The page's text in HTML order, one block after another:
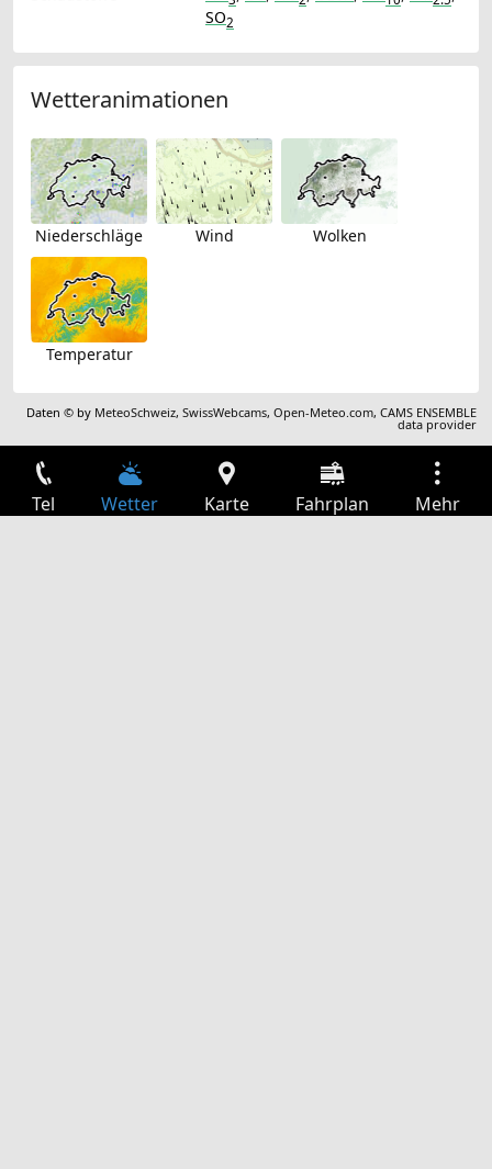
SO2
Wetteranimationen
Niederschläge Wind Wolken
Temperatur
Daten © by MeteoSchweiz,SwissWebcams,Open-Meteo.com,CAMS ENSEMBLE
data provider
Tel Wetter Karte Fahrplan Mehr